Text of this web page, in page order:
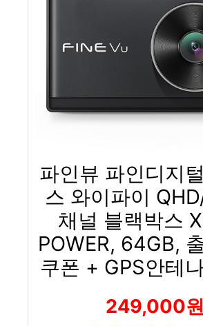
파인뷰 파인디지
스 와이파이
채널 블랙박스
POWER, 64GB,
쿠폰 + GPS안테
249,000원